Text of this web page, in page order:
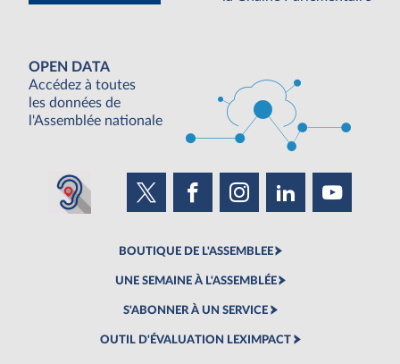
OPEN DATA
Accédez à toutes
les données de
l'Assemblée nationale
BOUTIQUE DE L'ASSEMBLEE
UNE SEMAINE À L'ASSEMBLÉE
S'ABONNER À UN SERVICE
OUTIL D'ÉVALUATION LEXIMPACT